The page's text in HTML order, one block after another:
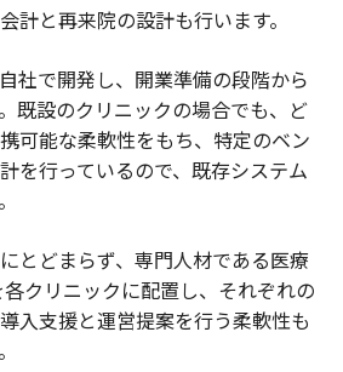
計と再来院の設計も行います。
社で開発し、開業準備の段階から
既設のクリニックの場合でも、ど
可能な柔軟性をもち、特定のベン
を行っているので、既存システム
とどまらず、専門人材である医療
クリニックに配置し、それぞれの
入支援と運営提案を行う柔軟性も